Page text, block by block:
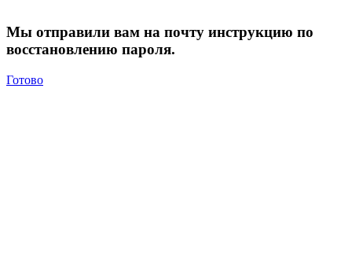
Мы отправили вам на почту инструкцию по
восстановлению пароля.
Готово